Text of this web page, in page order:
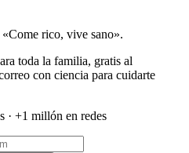
rico, vive sano».
toda la familia, gratis al
con ciencia para cuidarte
· +1 millón en redes